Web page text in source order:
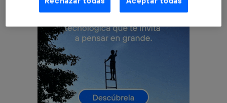
internet habilitada , proporcionada por una de las
operadoras de telefonía participantes, y otorgas tu
La tecnología Utiq está diseñada con la privacidad como
prioridad ofreciéndote elección y control.
La tecnología utiliza un identificador cifrado creado por tu
operadora de telefonía
, utilizando tu dirección IP y otra
información de la cuenta de cliente de
telecomunicaciones vinculada a la conexión que utilizas
(p. ej., número de teléfono móvil).